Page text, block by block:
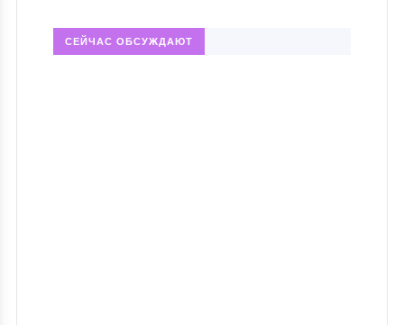
СЕЙЧАС ОБСУЖДАЮТ